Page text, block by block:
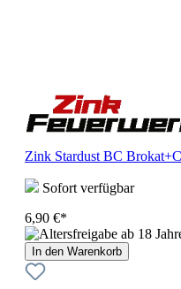
Zink Stardust BC
Sofort verfügbar
6,90 €*
In den Warenkorb